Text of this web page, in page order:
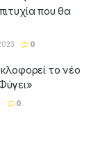
που θα
0
το νέο
0